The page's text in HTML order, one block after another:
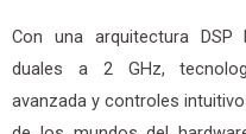
Con una arquitectura DSP
duales a 2 GHz,
avanzada y controles